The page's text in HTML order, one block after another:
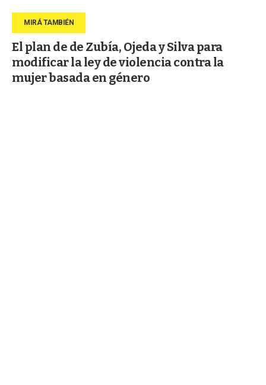
El plan de de Zubía, Ojeda y Silva para
modificar la ley de violencia contra la
mujer basada en género